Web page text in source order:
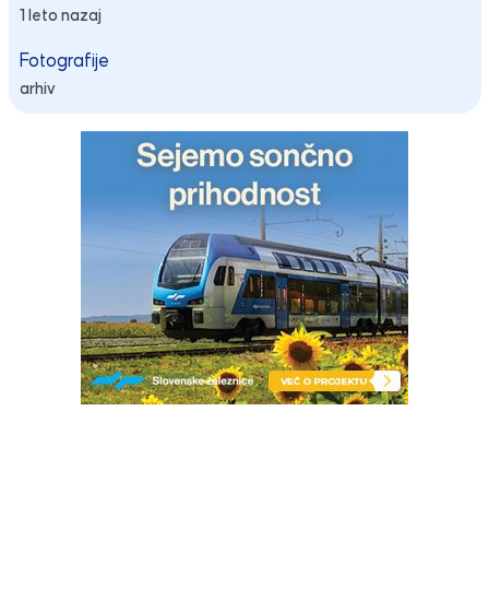
1 leto nazaj
Fotografije
arhiv